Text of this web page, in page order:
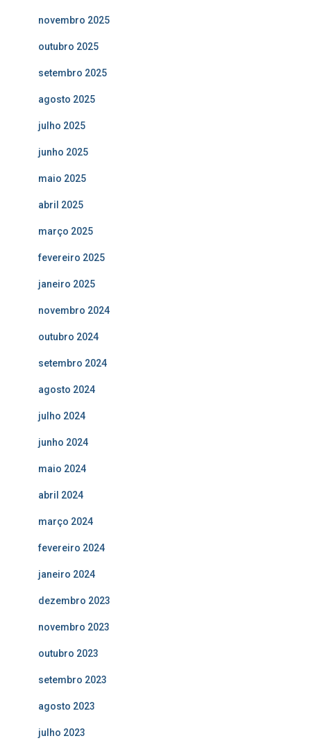
novembro 2025
outubro 2025
setembro 2025
agosto 2025
julho 2025
junho 2025
maio 2025
abril 2025
março 2025
fevereiro 2025
janeiro 2025
novembro 2024
outubro 2024
setembro 2024
agosto 2024
julho 2024
junho 2024
maio 2024
abril 2024
março 2024
fevereiro 2024
janeiro 2024
dezembro 2023
novembro 2023
outubro 2023
setembro 2023
agosto 2023
julho 2023